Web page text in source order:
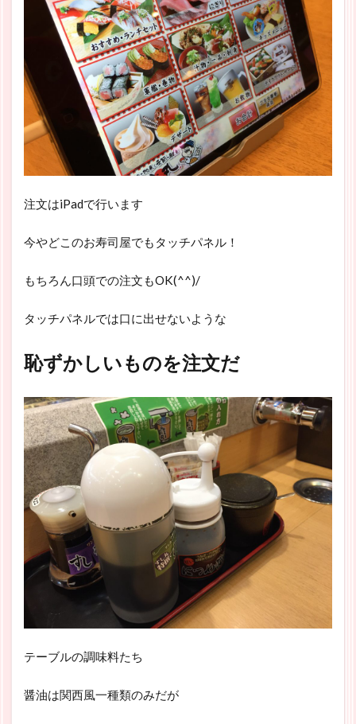
注文はiPadで行います
今やどこのお寿司屋でもタッチパネル！
もちろん口頭での注文もOK(^^)/
タッチパネルでは口に出せないような
恥ずかしいものを注文だ
テーブルの調味料たち
醤油は関西風一種類のみだが